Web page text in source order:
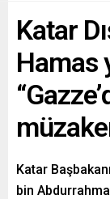
Katar
Hamas
Katar
bin